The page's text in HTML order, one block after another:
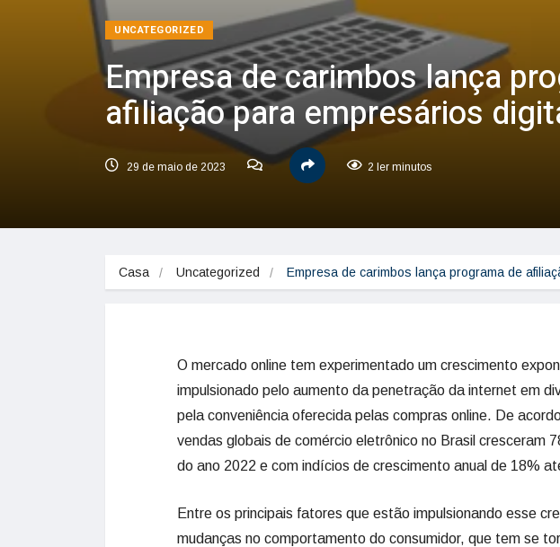
UNCATEGORIZED
Empresa de carimbos lança
afiliação para empresários
29 de maio de 2023 2 ler minutos
Casa Uncategorized Empresa de carimbos lança programa de
O mercado online tem experimentado um crescimento
impulsionado pelo aumento da penetração da internet em
pela conveniência oferecida pelas compras online. De
vendas globais de comércio eletrônico no Brasil cresceram
do ano 2022 e com indícios de crescimento anual de 18%
Entre os principais fatores que estão impulsionando esse
mudanças no comportamento do consumidor, que tem se